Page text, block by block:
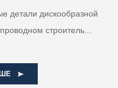
детали дискообразной
строитель...